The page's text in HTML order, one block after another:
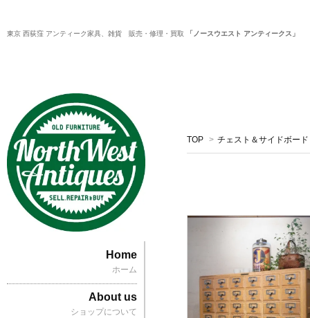
東京 西荻窪 アンティーク家具、雑貨 販売・修理・買取 「ノースウエスト アンティークス」
TOP > チェスト＆サイドボー
Home
ホーム
About us
ショップについて